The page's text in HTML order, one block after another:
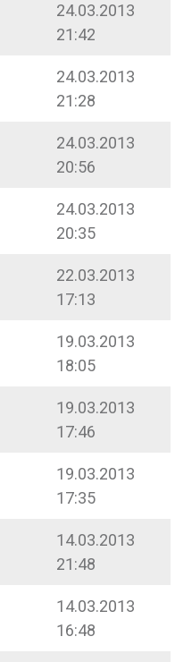
24.03.2013
21:42
24.03.2013
21:28
24.03.2013
20:56
24.03.2013
20:35
22.03.2013
17:13
19.03.2013
18:05
19.03.2013
17:46
19.03.2013
17:35
14.03.2013
21:48
14.03.2013
16:48